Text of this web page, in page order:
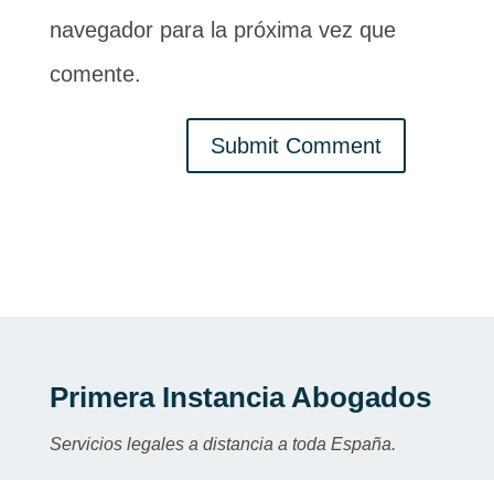
navegador para la próxima vez que
comente.
Submit Comment
Primera Instancia Abogados
Servicios legales a distancia a toda España.